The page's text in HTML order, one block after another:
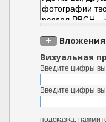
Визуальная
Введите цифры
Введите цифры
подсказка: